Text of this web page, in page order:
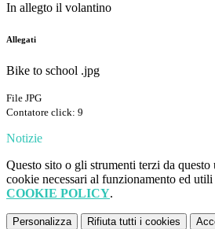
In allegto il volantino
Allegati
Bike to school .jpg
File JPG
Contatore click: 9
Notizie
Questo sito o gli strumenti terzi da
cookie necessari al funzionamento ed
COOKIE POLICY.
Personalizza Rifiuta tutti i cookies